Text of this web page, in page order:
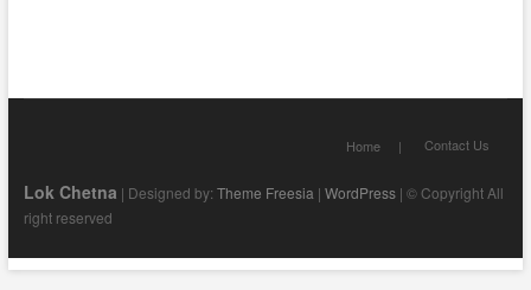
Home Contact Us
Lok Chetna | Designed by: Theme Freesia | WordPress| © Copyright All
right reserved